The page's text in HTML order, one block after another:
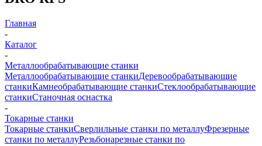
Главная
-
Каталог
-
Металлообрабатывающие станки
Металлообрабатывающие станкиДеревообрабатывающие
станкиКамнеобрабатывающие станкиСтеклообрабатывающие
станкиСтаночная оснастка
-
Токарные станки
Токарные станкиСверлильные станки по металлуФрезерные
станки по металлуРезьбонарезные станки по